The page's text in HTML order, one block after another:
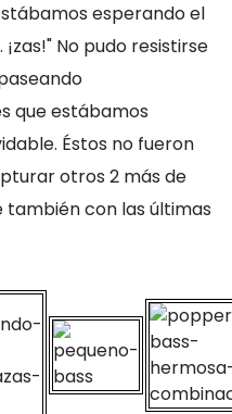
esperando el
No pudo resistirse
que estábamos
Éstos no fueron
otros 2 más de
también con las últimas